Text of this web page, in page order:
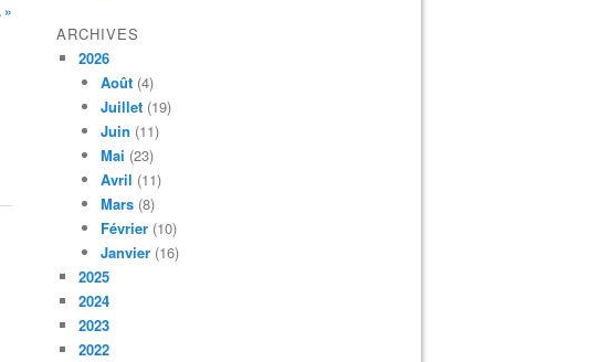
»
ARCHIVES
2026
Août (4)
Juillet (19)
Juin (11)
Mai (23)
Avril (11)
Mars (8)
Février (10)
Janvier (16)
2025
2024
2023
2022